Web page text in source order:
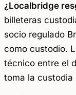
¿Localbridge
billeteras
socio regulado
como custodio.
técnico entre el
toma la custodia